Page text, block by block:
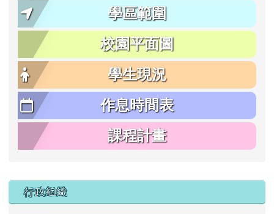
學區範圍
校園平面圖
學生現況
作息時間表
課程計畫
行政組織